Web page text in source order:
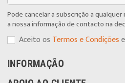
Pode cancelar a subscrição a
a nossa informação de contacto na
Aceito os Termos e Condições
INFORMAÇÃO